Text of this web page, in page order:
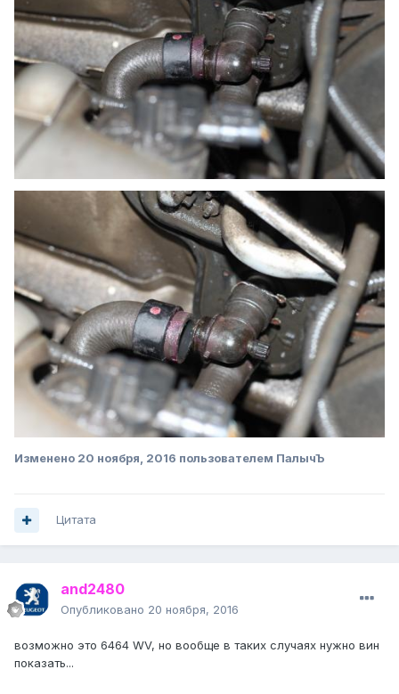
Изменено 20 ноября, 2016 пользователем ПалычЪ
Цитата
and2480
Опубликовано 20 ноября, 2016
возможно это 6464 WV, но вообще в таких случаях нужно вин
показать...